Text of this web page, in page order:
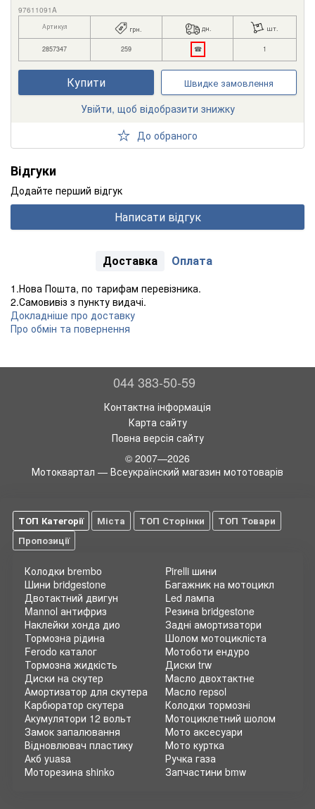
97611091A
Артикул грн. дн. шт.
2857347 259 ☎ 1
Купити Швидке замовлення
Увійти, щоб відобразити знижку
До обраного
Відгуки
Додайте перший відгук
Написати відгук
Доставка Оплата
1.Нова Пошта, по тарифам перевізника.
2.Самовивіз з пункту видачі.
Докладніше про доставку
Про обмін та повернення
044 383-50-59
Контактна інформація
Карта сайту
Повна версія сайту
© 2007—2026
Мотоквартал — Всеукраїнский магазин мототоварів
ТОП Категорії Міста ТОП Сторінки
ТОП Товари
Пропозиції
Колодки brembo
Шини bridgestone
Двотактний двигун
Mannol антифриз
Наклейки хонда дио
Тормозна рідина
Ferodo каталог
Тормозна жидкість
Pirelli шини
Багажник на мотоцикл
Led лампа
Резина bridgestone
Задні амортизатори
Шолом мотоцикліста
Мотоботи ендуро
Диски trw
Диски на скутер
Амортизатор для скутера
Карбюратор скутера
Акумулятори 12 вольт
Замок запалювання
Відновлювач пластику
Акб yuasa
Моторезина shinko
Масло двохтактне
Масло repsol
Колодки тормозні
Мотоциклетний шолом
Мото аксесуари
Мото куртка
Ручка газа
Запчастини bmw